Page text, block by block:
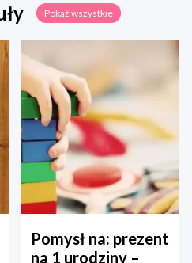
Pokaż wszystkie
Pomysł na: prezent
na 1 urodziny –